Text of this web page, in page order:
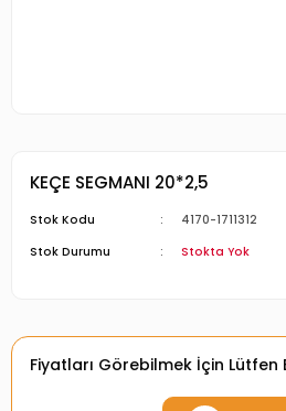
KEÇE SEGMANI 20*2,5
Stok Kodu
4170-1711312
Stok Durumu
Stokta Yok
Fiyatları Görebilmek İçin Lütfen